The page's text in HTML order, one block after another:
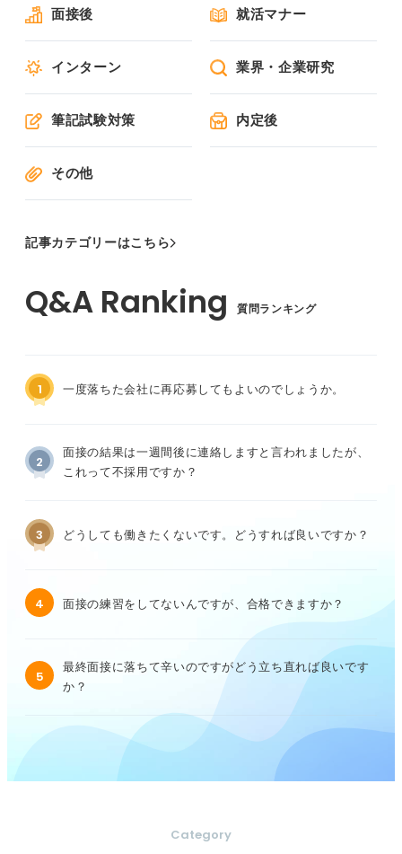
面接後 就活マナー
インターン 業界・企業研究
筆記試験対策 内定後
その他
記事カテゴリーはこちら
質問ランキング
1 一度落ちた会社に再応募してもよいのでしょうか。
2
面接の結果は一週間後に連絡しますと言われましたが、
これって不採用ですか？
3 どうしても働きたくないです。どうすれば良いですか？
4 面接の練習をしてないんですが、合格できますか？
5
最終面接に落ちて辛いのですがどう立ち直れば良いです
か？
Category